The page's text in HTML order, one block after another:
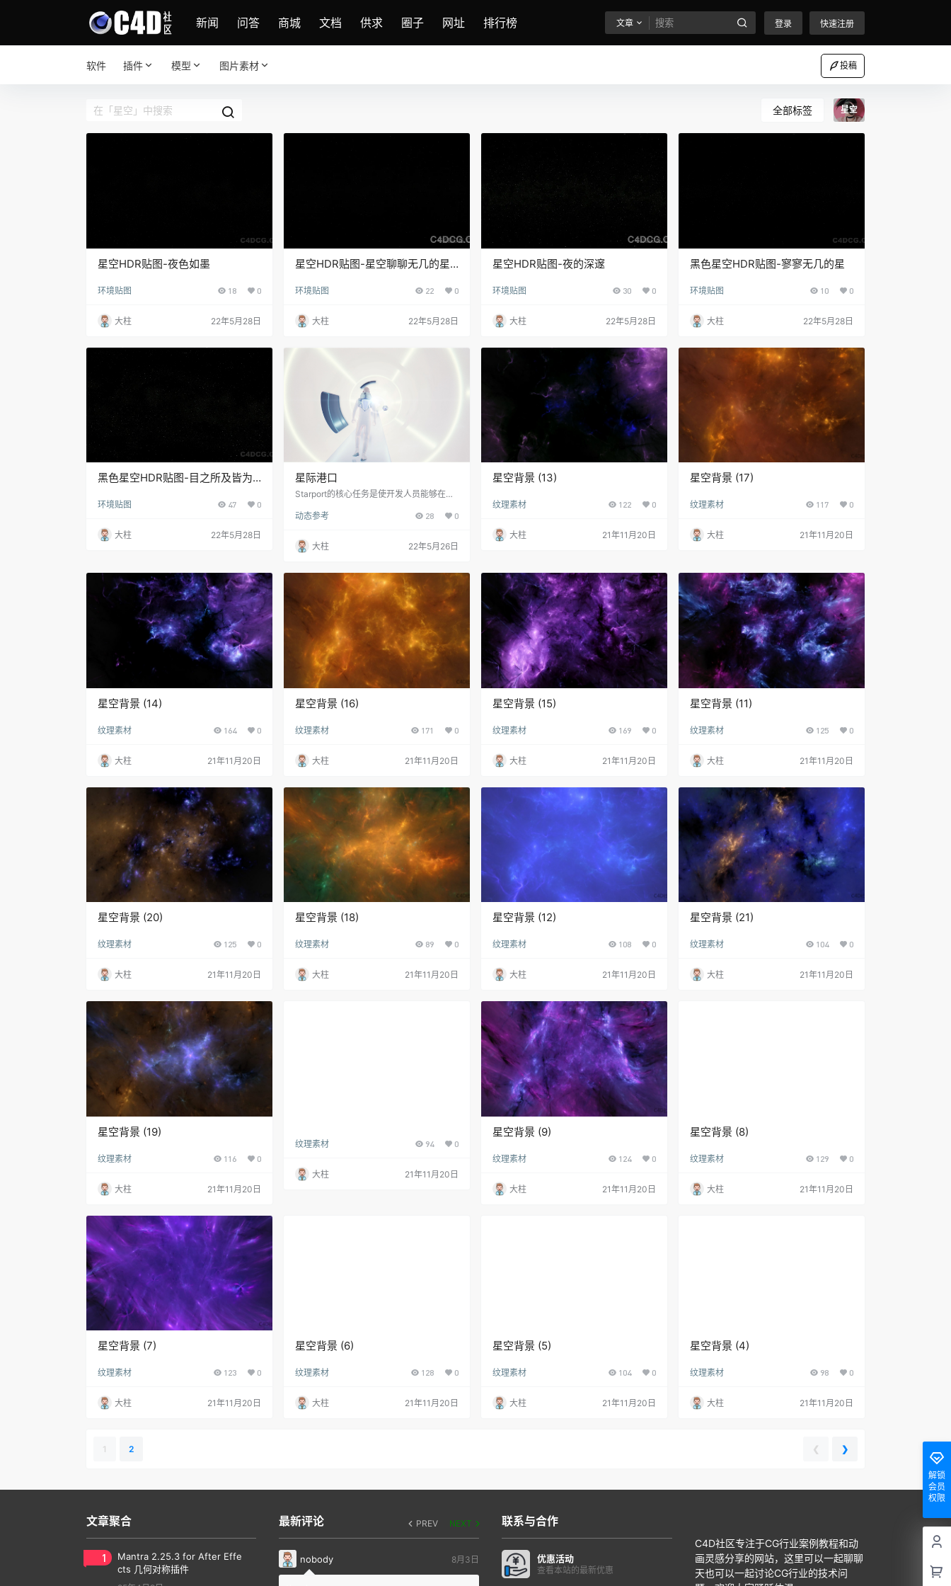
新闻 问答 商城 文档 供求 圈子 网址 排行榜 文章 登录 快速注册
软件 插件 模型 图片素材 投稿
全部标签 星空
星空HDR贴图-夜色如墨
环境贴图 18 0
大柱 22年5月28日
星空HDR贴图-星空聊聊无几的星
环境贴图 22 0
大柱 22年5月28日
星空HDR贴图-夜的深邃
环境贴图 30 0
大柱 22年5月28日
黑色星空HDR贴图-寥寥无几的星
环境贴图 10 0
大柱 22年5月28日
黑色星空HDR贴图-目之所及皆为
环境贴图 47 0
大柱 22年5月28日
星际港口
Starport的核心任务是使开发人员能够在复
个提高了观众信任度和炒作度的视频解说员
将Tendermint的Starport平台想象成一个物
理空间，由一名宇航员代表用户，就像航海
经常充斥着技术术语的空间中提供了清晰的
目的，实现了告知观众和启发观众的双重目
动态参考 28 0
大柱 22年5月26日
星空背景 (13)
纹理素材 122 0
大柱 21年11月20日
星空背景 (17)
纹理素材 117 0
大柱 21年11月20日
星空背景 (14)
纹理素材 164 0
大柱 21年11月20日
星空背景 (16)
纹理素材 171 0
大柱 21年11月20日
星空背景 (15)
纹理素材 169 0
大柱 21年11月20日
星空背景 (11)
纹理素材 125 0
大柱 21年11月20日
星空背景 (20)
纹理素材 125 0
大柱 21年11月20日
星空背景 (18)
纹理素材 89 0
大柱 21年11月20日
星空背景 (12)
纹理素材 108 0
大柱 21年11月20日
星空背景 (21)
纹理素材 104 0
大柱 21年11月20日
星空背景 (19)
纹理素材 116 0
大柱 21年11月20日
纹理素材 94 0
大柱 21年11月20日
星空背景 (9)
纹理素材 124 0
大柱 21年11月20日
星空背景 (8)
纹理素材 129 0
大柱 21年11月20日
星空背景 (7)
纹理素材 123 0
大柱 21年11月20日
星空背景 (6)
纹理素材 128 0
大柱 21年11月20日
星空背景 (5)
纹理素材 104 0
大柱 21年11月20日
星空背景 (4)
纹理素材 98 0
大柱 21年11月20日
1 2 ❮ ❯
解锁
会员
权限
文章聚合
1
Mantra 2.25.3 for After Effe
cts 几何对称插件
最新评论 PREV NEXT
nobody 8月3日
联系与合作
优惠活动
查看本站的最新优惠
C4D社区专注于CG行业案例教程和动
画灵感分享的网站，这里可以一起聊聊
天也可以一起讨论CG行业的技术问